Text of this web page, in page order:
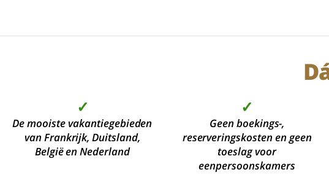
✓
De mooiste vakantiegebieden
van Frankrijk, Duitsland,
België en Nederland
✓
Geen boekings-,
reserveringskosten en geen
toeslag voor
eenpersoonskamers